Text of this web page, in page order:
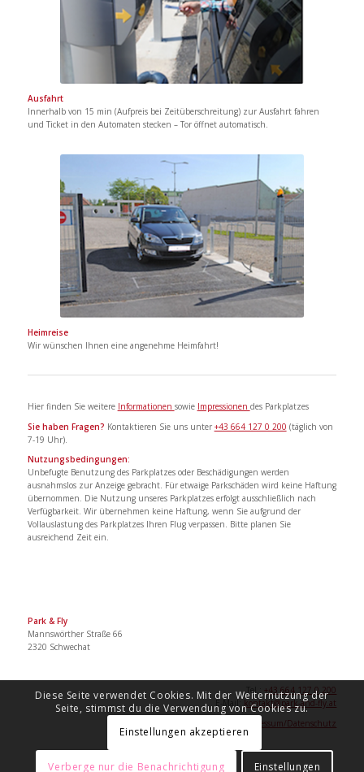
Ausfahrt
Innerhalb von 15 min (Aufpreis bei Zeitüberschreitung) zur Ausfahrt fahren
und Ticket in den Automaten stecken – Tor öffnet automatisch.
Heimreise
Wir wünschen Ihnen eine angenehme Heimfahrt!
Hier finden Sie weitere Informationen sowie Impressionen des Parkplatzes
Sie haben Fragen? Kontaktieren Sie uns unter +43 664 127 0 200 (täglich von
7-19 Uhr).
Nutzungsbedingungen:
Unbefugte Benutzung des Parkplatzes oder Beschädigungen werden
ausnahmslos zur Anzeige gebracht. Für etwaige Parkschäden wird keine Haftung
übernommen. Die Nutzung unseres Parkplatzes erfolgt ausschließlich nach
Verfügbarkeit. Wir übernehmen keine Haftung, wenn Sie aufgrund der
Vollauslastung des Parkplatzes Ihren Flug verpassen. Bitte planen Sie
ausreichend Zeit ein.
Park & Fly
Mannswörther Straße 66
2320 Schwechat
Tel.:+43 664 127 0 200
kontakt@park-and-fly.at
Impressum/Datenschutz
Diese Seite verwendet Cookies. Mit der Weiternutzung der
Seite, stimmst du die Verwendung von Cookies zu.
Einstellungen akzeptieren
Verberge nur die Benachrichtigung Einstellungen